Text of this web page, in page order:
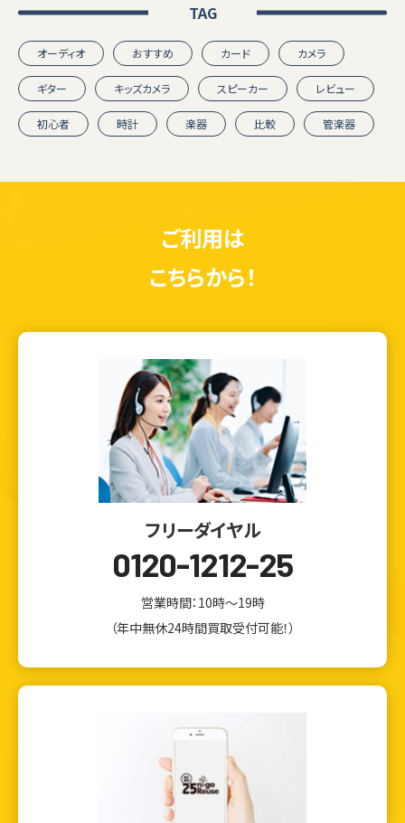
TAG
オーディオ おすすめ カード カメラ
ギター キッズカメラ スピーカー レビュー
初心者 時計 楽器 比較 管楽器
ご利用は
こちらから！
フリーダイヤル
0120-1212-25
営業時間：10時～19時
（年中無休24時間買取受付可能！）